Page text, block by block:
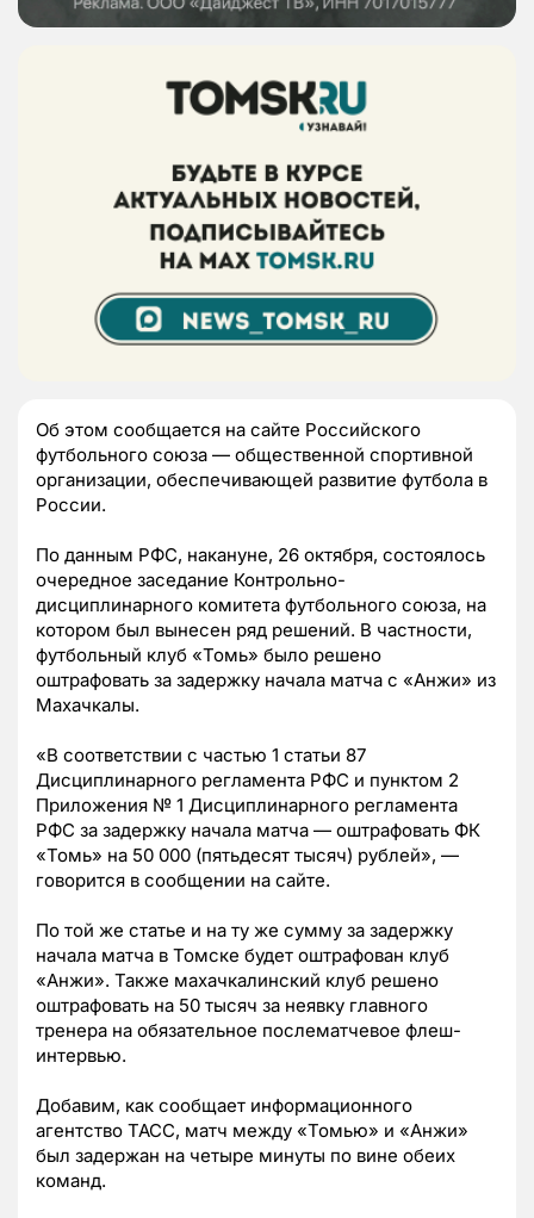
Об этом сообщается на сайте Российского
футбольного союза — общественной спортивной
организации, обеспечивающей развитие футбола в
России.
По данным РФС, накануне, 26 октября, состоялось
очередное заседание Контрольно-
дисциплинарного комитета футбольного союза, на
котором был вынесен ряд решений. В частности,
футбольный клуб «Томь» было решено
оштрафовать за задержку начала матча с «Анжи» из
Махачкалы.
«В соответствии с частью 1 статьи 87
Дисциплинарного регламента РФС и пунктом 2
Приложения № 1 Дисциплинарного регламента
РФС за задержку начала матча — оштрафовать ФК
«Томь» на 50 000 (пятьдесят тысяч) рублей», —
говорится в сообщении на сайте.
По той же статье и на ту же сумму за задержку
начала матча в Томске будет оштрафован клуб
«Анжи». Также махачкалинский клуб решено
оштрафовать на 50 тысяч за неявку главного
тренера на обязательное послематчевое флеш-
интервью.
Добавим, как сообщает информационного
агентство ТАСС, матч между «Томью» и «Анжи»
был задержан на четыре минуты по вине обеих
команд.